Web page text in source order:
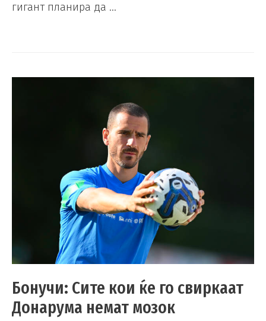
гигант планира да …
Бонучи: Сите кои ќе го свиркаат
Донарума немат мозок